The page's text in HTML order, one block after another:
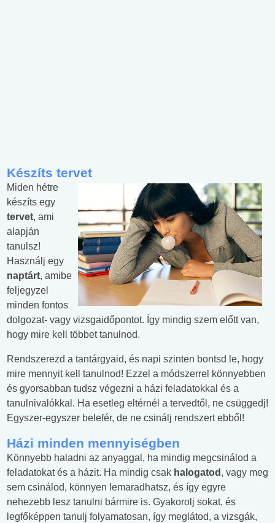
Készíts tervet
Miden hétre
készíts egy
tervet, ami
alapján
tanulsz!
Használj egy
naptárt, amibe
feljegyzel
minden fontos
dolgozat- vagy vizsgaidőpontot. Így mindig szem előtt van,
hogy mire kell többet tanulnod.
Rendszerezd a tantárgyaid, és napi szinten bontsd le, hogy
mire mennyit kell tanulnod! Ezzel a módszerrel könnyebben
és gyorsabban tudsz végezni a házi feladatokkal és a
tanulnivalókkal. Ha esetleg eltérnél a tervedtől, ne csüggedj!
Egyszer-egyszer belefér, de ne csinálj rendszert ebből!
Házi minden mennyiségben
Könnyebb haladni az anyaggal, ha mindig megcsinálod a
feladatokat és a házit. Ha mindig csak halogatod , vagy meg
sem csinálod, könnyen lemaradhatsz, és így egyre
nehezebb lesz tanulni bármire is. Gyakorolj sokat, és
legfőképpen tanulj folyamatosan, így meglátod, a vizsgák,